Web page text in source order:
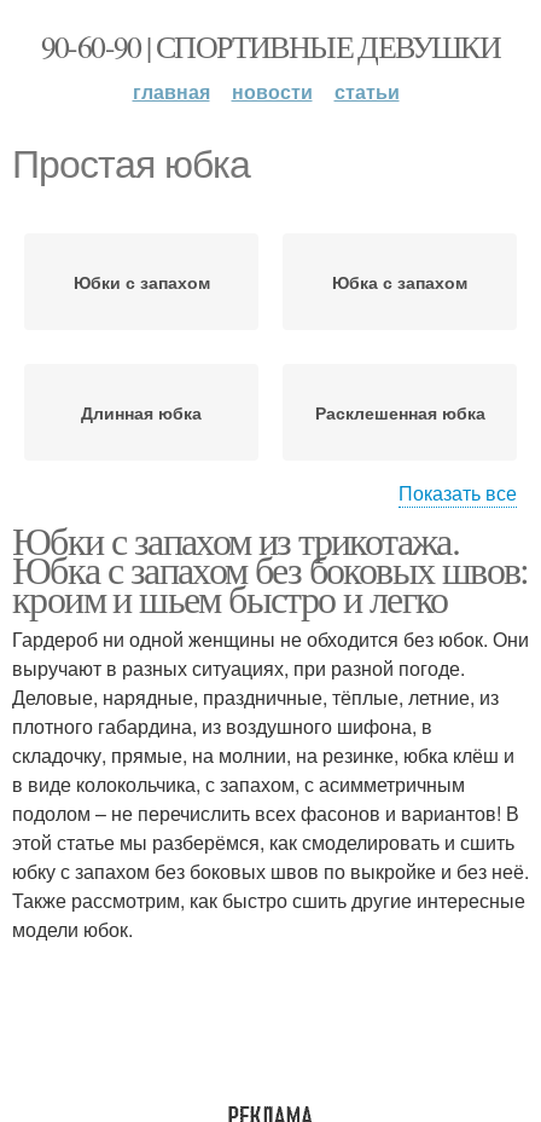
90-60-90 | СПОРТИВНЫЕ ДЕВУШКИ
главная новости статьи
Простая юбка
Юбки с запахом Юбка с запахом
Длинная юбка Расклешенная юбка
Юбка из шифона Выкройки на юбку
Показать все
Юбки с запахом из трикотажа.
Юбка с запахом без боковых швов:
кроим и шьем быстро и легко
Гардероб ни одной женщины не обходится без юбок. Они
выручают в разных ситуациях, при разной погоде.
Деловые, нарядные, праздничные, тёплые, летние, из
плотного габардина, из воздушного шифона, в
складочку, прямые, на молнии, на резинке, юбка клёш и
в виде колокольчика, с запахом, с асимметричным
подолом – не перечислить всех фасонов и вариантов! В
этой статье мы разберёмся, как смоделировать и сшить
юбку с запахом без боковых швов по выкройке и без неё.
Также рассмотрим, как быстро сшить другие интересные
модели юбок.